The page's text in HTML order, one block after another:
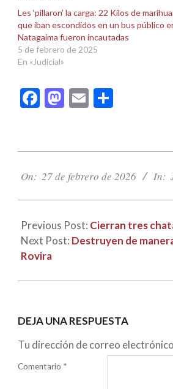
una
ventana
nueva)
una
ventana
nueva)
Les ‘pillaron’ la carga: 22 Kilos de
que iban escondidos en un bus público
Natagaima fueron incautadas
5 de febrero de 2025
En «Judicial»
Facebook
Mastodon
Email
02-
On: 27 de febrero de 2026 In:
Previous Post: Cierran tres
Next Post: Destruyen de
Rovira
DEJA UNA RESPUESTA
Tu dirección de correo
Comentario *